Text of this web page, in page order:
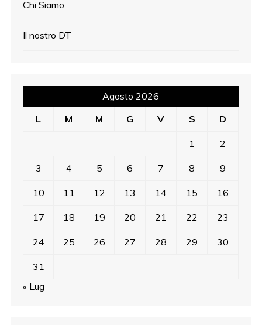
Chi Siamo
Il nostro DT
Agosto 2026
L
M M G V S D
1 2
3 4 5 6 7 8 9
10 11 12 13 14 15 16
17 18 19 20 21 22 23
24 25 26 27 28 29 30
31
« Lug